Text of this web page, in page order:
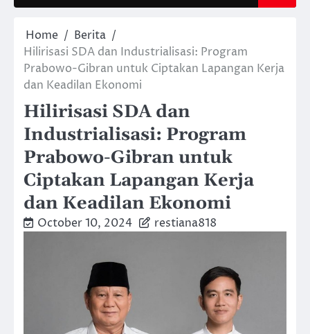
Home
Berita
Hilirisasi SDA dan Industrialisasi: Program
Prabowo-Gibran untuk Ciptakan Lapangan Kerja
dan Keadilan Ekonomi
Hilirisasi SDA dan
Industrialisasi: Program
Prabowo-Gibran untuk
Ciptakan Lapangan Kerja
dan Keadilan Ekonomi
October 10, 2024 restiana818